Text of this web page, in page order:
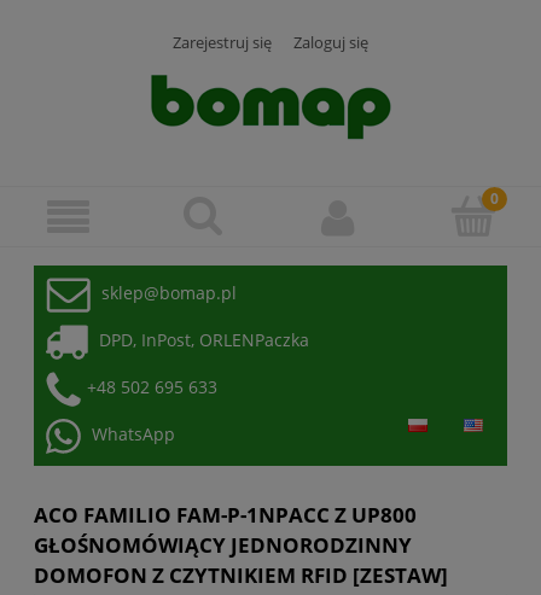
Zarejestruj się Zaloguj się
sklep@bomap.pl
DPD, InPost, ORLENPaczka
+48 502 695 633
WhatsApp
ACO FAMILIO FAM-P-1NPACC Z UP800
GŁOŚNOMÓWIĄCY JEDNORODZINNY
DOMOFON Z CZYTNIKIEM RFID [ZESTAW]